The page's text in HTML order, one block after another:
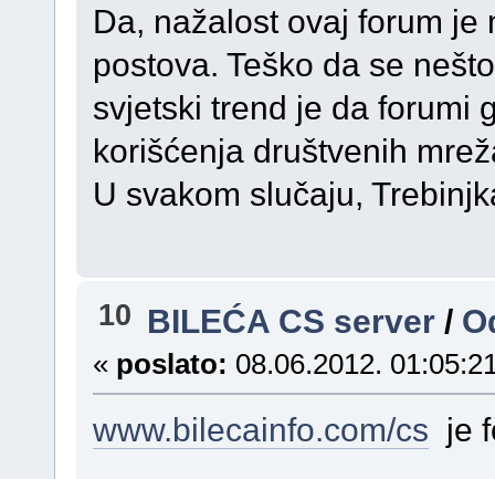
Da, nažalost ovaj forum
postova. Teško da se
svjetski trend je da forumi
korišćenja društvenih
U svakom slučaju,
10 BILEĆA CS server /
« poslato: 08.06.2012.
www.bilecainfo.com/cs je